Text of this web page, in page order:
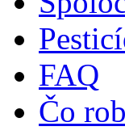
FAQ
Čo